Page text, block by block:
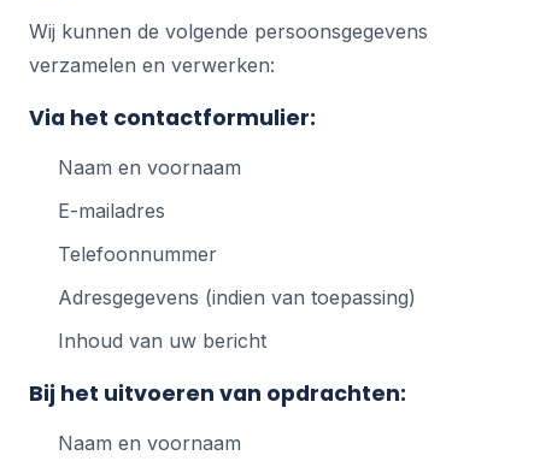
Wij kunnen de volgende persoonsgegevens
verzamelen en verwerken:
Via het contactformulier:
Naam en voornaam
E-mailadres
Telefoonnummer
Adresgegevens (indien van toepassing)
Inhoud van uw bericht
Bij het uitvoeren van opdrachten:
Naam en voornaam